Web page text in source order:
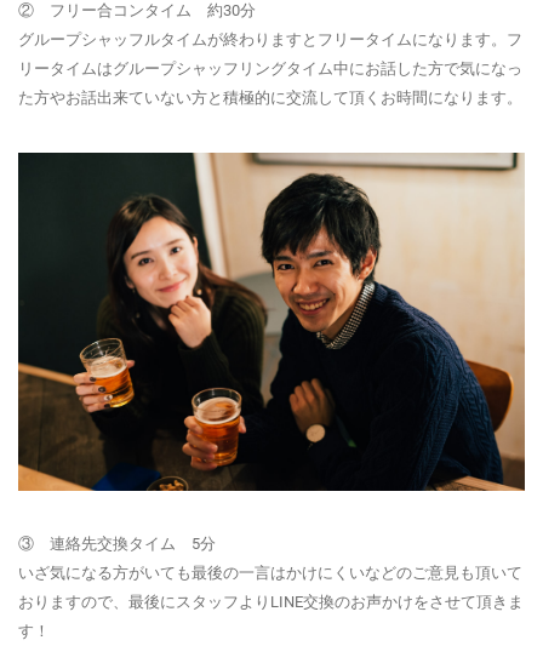
② フリー合コンタイム 約30分
グループシャッフルタイムが終わりますとフリータイムになります。フ
リータイムはグループシャッフリングタイム中にお話した方で気になっ
た方やお話出来ていない方と積極的に交流して頂くお時間になります。
③ 連絡先交換タイム 5分
いざ気になる方がいても最後の一言はかけにくいなどのご意見も頂いて
おりますので、最後にスタッフよりLINE交換のお声かけをさせて頂きま
す！